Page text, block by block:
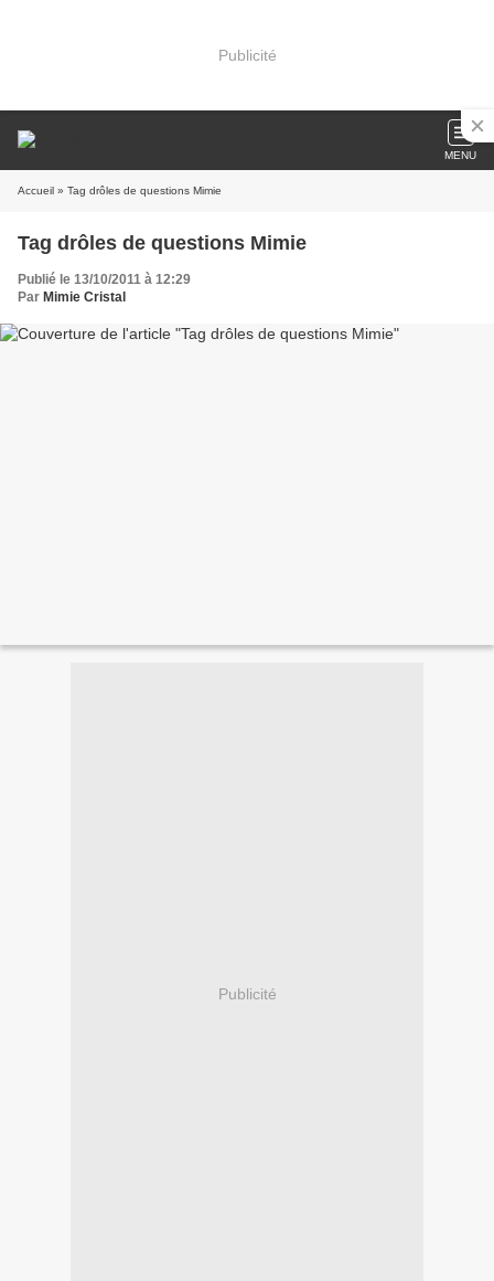
Publicité
MENU
Accueil » Tag drôles de questions Mimie
Tag drôles de questions Mimie
Publié le 13/10/2011 à 12:29
Par Mimie Cristal
Publicité